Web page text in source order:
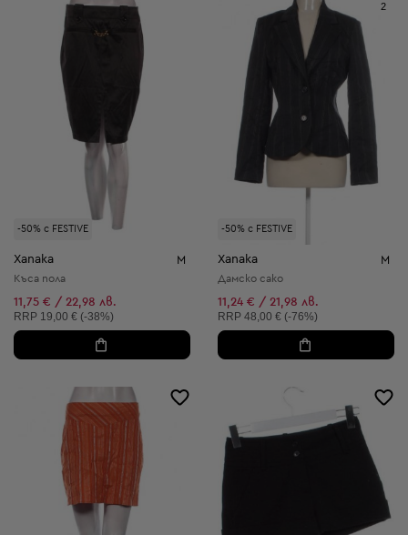
-50% с FESTIVE
Xanaka M
Къса пола
11,75 € / 22,98 лв.
Препоръчителна цена:
RRP 19,00 € (-38%)
-50% с FESTIVE
2
Xanaka M
Дамско сако
11,24 € / 21,98 лв.
Препоръчителна цена:
RRP 48,00 € (-76%)